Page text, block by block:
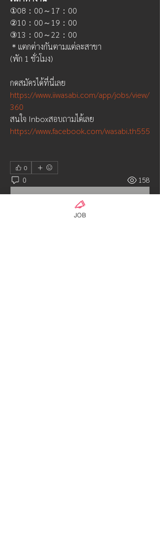
①08：00～17：00
②10：00～19：00
③13：00～22：00
＊แตกต่างกันตามแต่ละสาขา
(พัก 1 ชั่วโมง)
กดสมัครได้ที่นี่เลย
https://www.iiwasabi.com/app/jobs/view/
360
สนใจ Inboxสอบถามได้เลย
https://www.facebook.com/wasabi.th555
0
0 158
JOB